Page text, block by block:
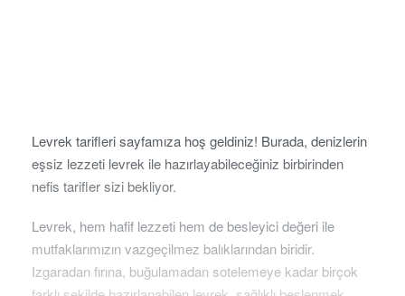
Levrek tarifleri sayfamıza hoş geldiniz! Burada, denizlerin
eşsiz lezzeti levrek ile hazırlayabileceğiniz birbirinden
nefis tarifler sizi bekliyor.
Levrek, hem hafif lezzeti hem de besleyici değeri ile
mutfaklarımızın vazgeçilmez balıklarından biridir.
Izgaradan fırına, buğulamadan sotelemeye kadar birçok